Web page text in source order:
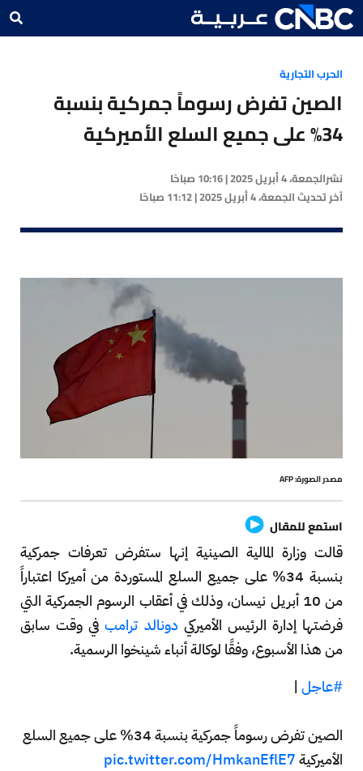
الحرب التجارية
الصين تفرض رسوماً جمركية بنسبة
34% على جميع السلع الأميركية
نشرالجمعة، 4 أبريل 2025 | 10:16 صباحًا
آخر تحديثالجمعة، 4 أبريل 2025 | 11:12 صباحًا
مصدر الصورة: AFP
استمع للمقال
قالت وزارة المالية الصينية إنها ستفرض تعرفات جمركية
بنسبة 34% على جميع السلع المستوردة من أميركا اعتباراً
من 10 أبريل نيسان، وذلك في أعقاب الرسوم الجمركية التي
فرضتها إدارة الرئيس الأميركي دونالد ترامبفي وقت سابق
من هذا الأسبوع، وفقًا لوكالة أنباء شينخوا الرسمية.
#عاجل|
الصين تفرض رسوماً جمركية بنسبة 34% على جميع السلع
الأميركيةpic.twitter.com/HmkanEflE7